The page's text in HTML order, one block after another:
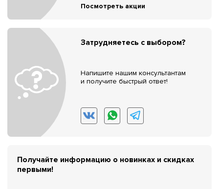
Посмотреть акции
Затрудняетесь с выбором?
Напишите нашим консультантам
и получите быстрый ответ!
Получайте информацию о новинках и скидках
первыми!